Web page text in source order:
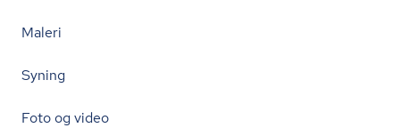
Maleri
Syning
Foto og video